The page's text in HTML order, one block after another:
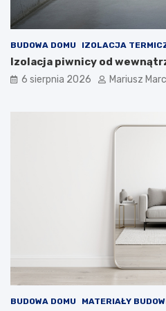
BUDOWA DOMU IZOLACJA
Izolacja piwnicy od
6 sierpnia 2026 Mariusz
BUDOWA DOMU MATERIAŁY